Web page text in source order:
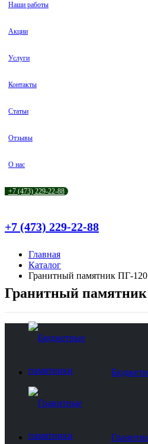
Наши работы
Акции
Услуги
Контакты
Статьи
Отзывы
О нас
+7 (473) 229-22-88
+7 (473) 229-22-88
Главная
Каталог
Гранитный памятник ПГ-120
Гранитный